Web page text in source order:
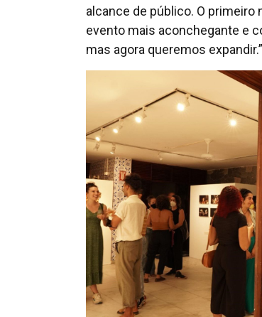
alcance de público. O
evento mais aconchegante e
mas agora queremos expandir.”